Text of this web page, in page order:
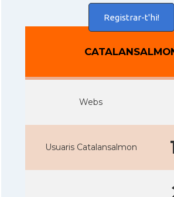
Registrar-t'hi!
Webs
Usuaris Catalansalmon